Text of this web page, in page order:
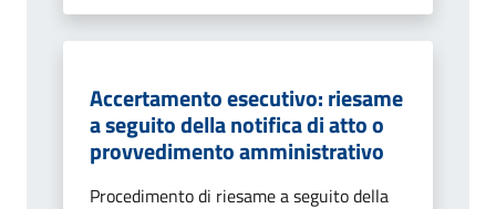
Accertamento esecutivo: riesame
a seguito della notifica di atto o
provvedimento amministrativo
Procedimento di riesame a seguito della